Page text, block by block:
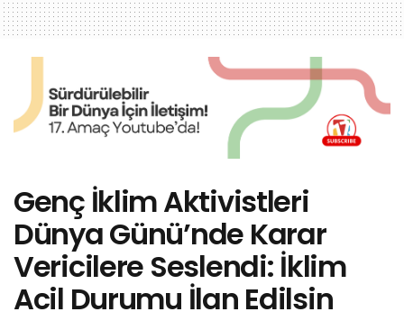
Genç İklim Aktivistleri
Dünya Günü’nde Karar
Vericilere Seslendi: İklim
Acil Durumu İlan Edilsin